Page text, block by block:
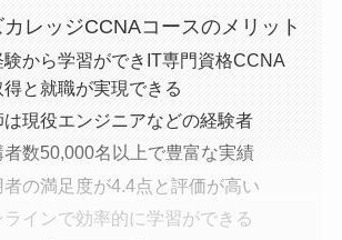
レッジCCNAコースのメリット
験から学習ができIT専門資格CCNA
得と就職が実現できる
は現役エンジニアなどの経験者
者数50,000名以上で豊富な実績
者の満足度が4.4点と評価が高い
ラインで効率的に学習ができる